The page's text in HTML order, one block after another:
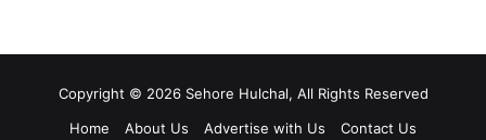
Copyright © 2026 Sehore Hulchal, All Rights Reserved
Home
About Us Advertise with Us Contact Us